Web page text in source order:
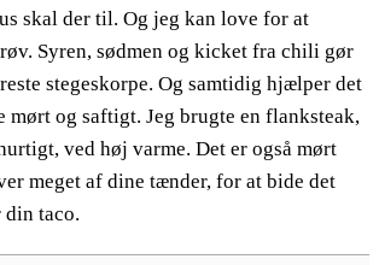
skal der til. Og jeg kan love for at
Syren, sødmen og kicket fra chili gør
stegeskorpe. Og samtidig hjælper det
mørt og saftigt. Jeg brugte en flanksteak,
ved høj varme. Det er også mørt
meget af dine tænder, for at bide det
din taco.